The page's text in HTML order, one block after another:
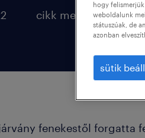
cikk megosztása
fenekestől forgatta
hogy
weboldalunk
státuszúak, de
azonban
sütik